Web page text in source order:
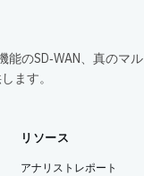
のSD‑WAN、真のマル
ます。
リソース
アナリストレポート